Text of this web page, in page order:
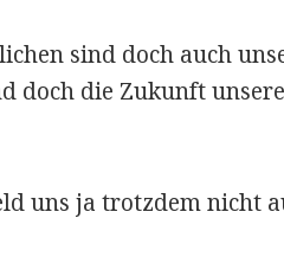
sind doch auch
doch die Zukunft
uns ja trotzdem nicht